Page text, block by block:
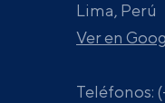
Lima, Perú
Ver en
Teléfonos: